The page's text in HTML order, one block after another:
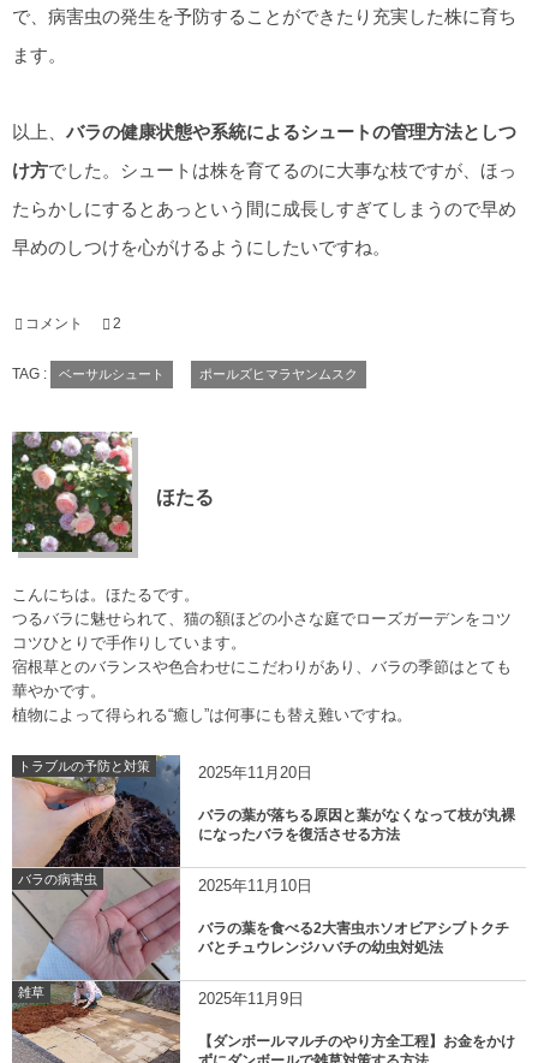
で、病害虫の発生を予防することができたり充実した株に育ち
ます。
以上、 バラの健康状態や系統によるシュートの管理方法としつ
け方でした。シュートは株を育てるのに大事な枝ですが、ほっ
たらかしにするとあっという間に成長しすぎてしまうので早め
早めのしつけを心がけるようにしたいですね。
コメント 2
TAG : ベーサルシュート ポールズヒマラヤンムスク
ほたる
こんにちは。ほたるです。
つるバラに魅せられて、猫の額ほどの小さな庭でローズガーデンをコツ
コツひとりで手作りしています。
宿根草とのバランスや色合わせにこだわりがあり、バラの季節はとても
華やかです。
植物によって得られる“癒し”は何事にも替え難いですね。
トラブルの予防と対策 2025年11月20日
バラの葉が落ちる原因と葉がなくなって枝が丸裸
になったバラを復活させる方法
バラの病害虫 2025年11月10日
バラの葉を食べる2大害虫ホソオビアシブトクチ
バとチュウレンジハバチの幼虫対処法
雑草 2025年11月9日
【ダンボールマルチのやり方全工程】お金をかけ